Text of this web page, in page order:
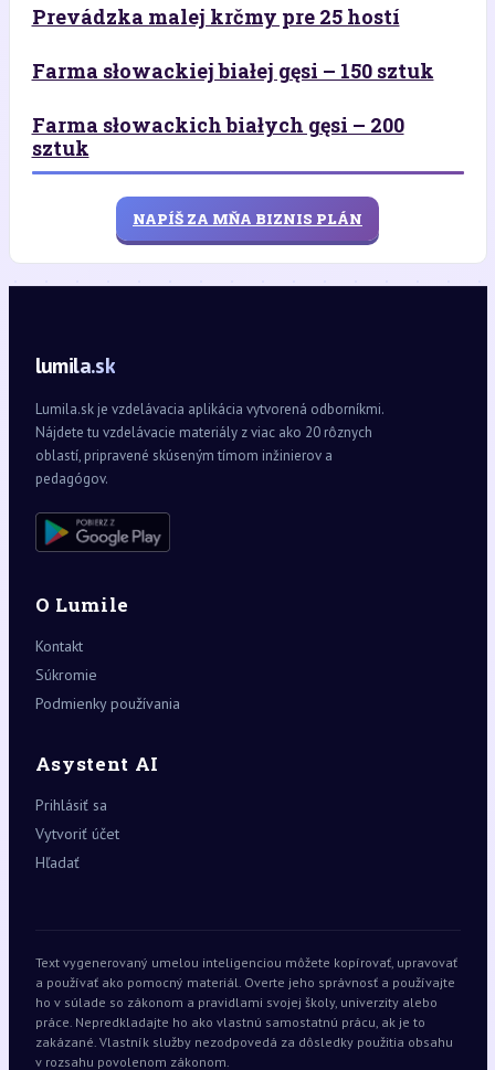
Prevádzka malej krčmy pre 25 hostí
Farma słowackiej białej gęsi – 150 sztuk
Farma słowackich białych gęsi – 200
sztuk
NAPÍŠ ZA MŇA BIZNIS PLÁN
lumila.sk
Lumila.sk je vzdelávacia aplikácia vytvorená odborníkmi.
Nájdete tu vzdelávacie materiály z viac ako 20 rôznych
oblastí, pripravené skúseným tímom inžinierov a
pedagógov.
O Lumile
Kontakt
Súkromie
Podmienky používania
Asystent AI
Prihlásiť sa
Vytvoriť účet
Hľadať
Text vygenerovaný umelou inteligenciou môžete kopírovať, upravovať
a používať ako pomocný materiál. Overte jeho správnosť a používajte
ho v súlade so zákonom a pravidlami svojej školy, univerzity alebo
práce. Nepredkladajte ho ako vlastnú samostatnú prácu, ak je to
zakázané. Vlastník služby nezodpovedá za dôsledky použitia obsahu
v rozsahu povolenom zákonom.